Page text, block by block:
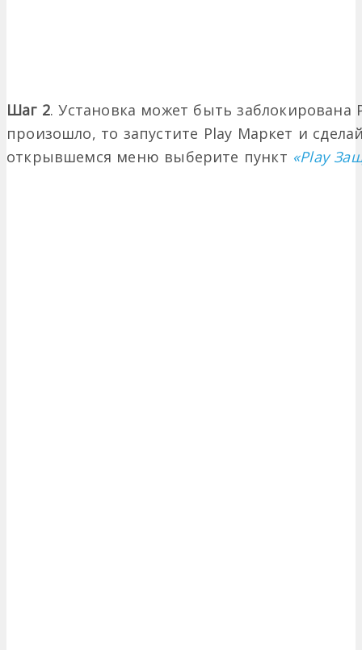
Шаг 2. Установка может быть заблокирована
произошло, то запустите Play Маркет и
открывшемся меню выберите пункт «Play